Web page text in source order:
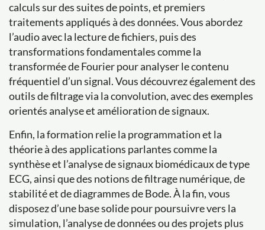
calculs sur des suites de points, et premiers
traitements appliqués à des données. Vous abordez
l’audio avec la lecture de fichiers, puis des
transformations fondamentales comme la
transformée de Fourier pour analyser le contenu
fréquentiel d’un signal. Vous découvrez également des
outils de filtrage via la convolution, avec des exemples
orientés analyse et amélioration de signaux.
Enfin, la formation relie la programmation et la
théorie à des applications parlantes comme la
synthèse et l’analyse de signaux biomédicaux de type
ECG, ainsi que des notions de filtrage numérique, de
stabilité et de diagrammes de Bode. À la fin, vous
disposez d’une base solide pour poursuivre vers la
simulation, l’analyse de données ou des projets plus